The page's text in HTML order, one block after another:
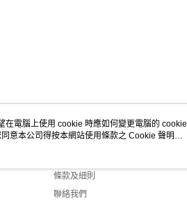
客戶服務
條款及細則
聯絡我們
電腦上使用 cookie 時應如何變更電腦的 cookie
意本公司得按本網站使用條款之 Cookie 聲明使